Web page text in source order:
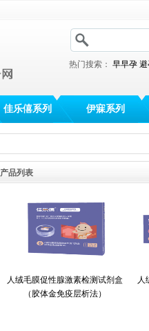
热门搜索：早早孕
佳乐僖系列 伊寐系列
产品列表
人绒毛膜促性腺激素检测试剂盒
（胶体金免疫层析法）
人